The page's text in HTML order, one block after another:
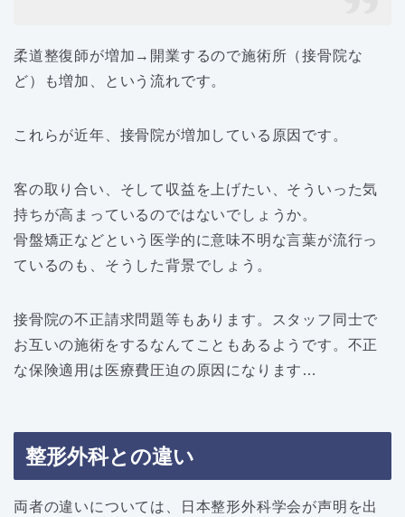
柔道整復師が増加→開業するので施術所（接骨院な
ど）も増加、という流れです。
これらが近年、接骨院が増加している原因です。
客の取り合い、そして収益を上げたい、そういった気
持ちが高まっているのではないでしょうか。
骨盤矯正などという医学的に意味不明な言葉が流行っ
ているのも、そうした背景でしょう。
接骨院の不正請求問題等もあります。スタッフ同士で
お互いの施術をするなんてこともあるようです。不正
な保険適用は医療費圧迫の原因になります…
整形外科との違い
両者の違いについては、日本整形外科学会が声明を出